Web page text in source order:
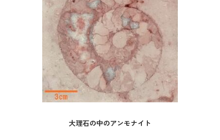
大理石の中のアンモナイト